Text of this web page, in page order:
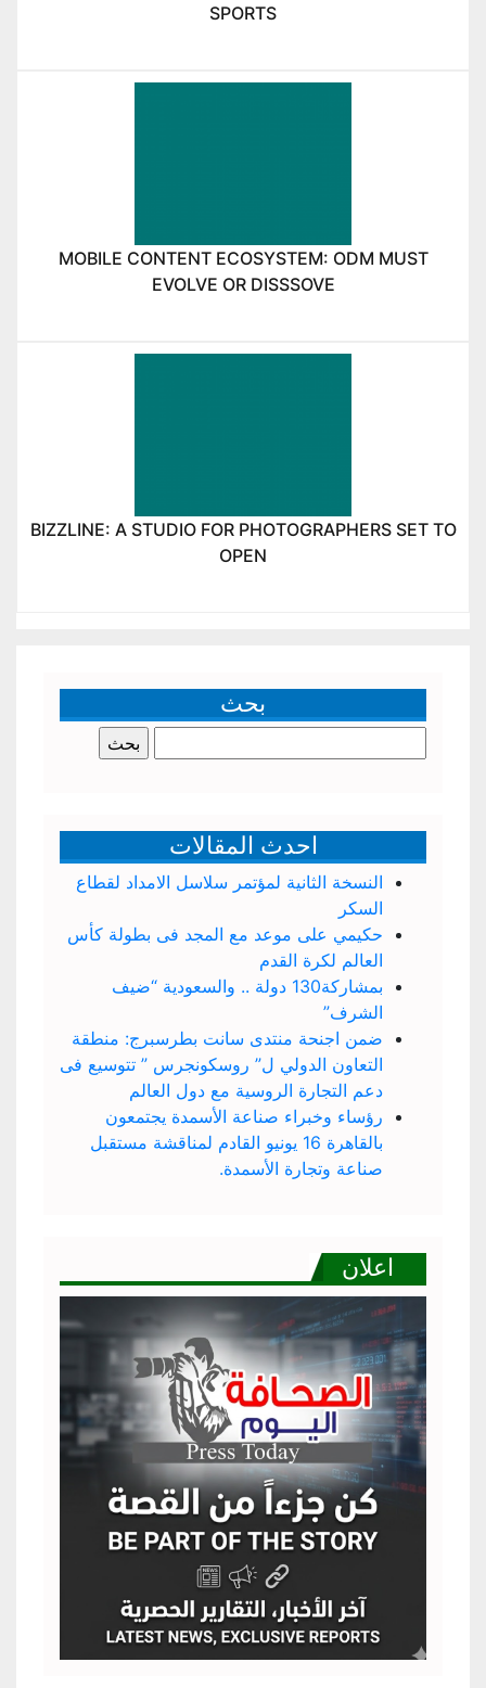
SPORTS
MOBILE CONTENT ECOSYSTEM: ODM MUST
EVOLVE OR DISSSOVE
BIZZLINE: A STUDIO FOR PHOTOGRAPHERS SET TO
OPEN
بحث
عن:
احدث المقالات
النسخة الثانية لمؤتمر سلاسل الامداد لقطاع
السكر
حكيمي على موعد مع المجد فى بطولة كأس
العالم لكرة القدم
بمشاركة130 دولة .. والسعودية “ضيف
الشرف”
ضمن اجنحة منتدى سانت بطرسبرج: منطقة
التعاون الدولي ل” روسكونجرس ” تتوسيع فى
دعم التجارة الروسية مع دول العالم
رؤساء وخبراء صناعة الأسمدة يجتمعون
بالقاهرة 16 يونيو القادم لمناقشة مستقبل
صناعة وتجارة الأسمدة.
اعلان